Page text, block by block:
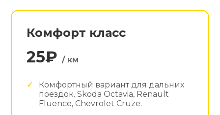
Комфорт класс
25₽/ км
Комфортный вариант для дальних
поездок. Skoda Octavia, Renault
Fluence, Chevrolet Cruze.